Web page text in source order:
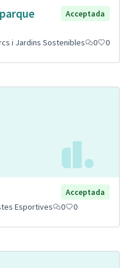
Acceptada
i Jardins Sostenibles 0 0
Acceptada
Esportives 0 0